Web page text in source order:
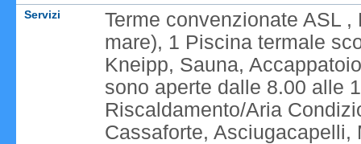
Servizi
Terme convenzionate ASL
mare), 1 Piscina termale
Kneipp, Sauna,
sono aperte dalle 8.00 alle
Riscaldamento/Aria
Cassaforte,